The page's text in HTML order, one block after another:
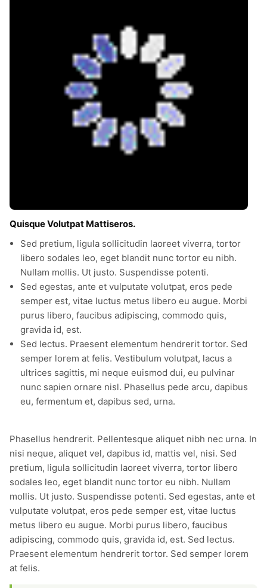
Quisque Volutpat Mattiseros.
Sed pretium, ligula sollicitudin laoreet viverra, tortor
libero sodales leo, eget blandit nunc tortor eu nibh.
Nullam mollis. Ut justo. Suspendisse potenti.
Sed egestas, ante et vulputate volutpat, eros pede
semper est, vitae luctus metus libero eu augue. Morbi
purus libero, faucibus adipiscing, commodo quis,
gravida id, est.
Sed lectus. Praesent elementum hendrerit tortor. Sed
semper lorem at felis. Vestibulum volutpat, lacus a
ultrices sagittis, mi neque euismod dui, eu pulvinar
nunc sapien ornare nisl. Phasellus pede arcu, dapibus
eu, fermentum et, dapibus sed, urna.
Phasellus hendrerit. Pellentesque aliquet nibh nec urna. In
nisi neque, aliquet vel, dapibus id, mattis vel, nisi. Sed
pretium, ligula sollicitudin laoreet viverra, tortor libero
sodales leo, eget blandit nunc tortor eu nibh. Nullam
mollis. Ut justo. Suspendisse potenti. Sed egestas, ante et
vulputate volutpat, eros pede semper est, vitae luctus
metus libero eu augue. Morbi purus libero, faucibus
adipiscing, commodo quis, gravida id, est. Sed lectus.
Praesent elementum hendrerit tortor. Sed semper lorem
at felis.